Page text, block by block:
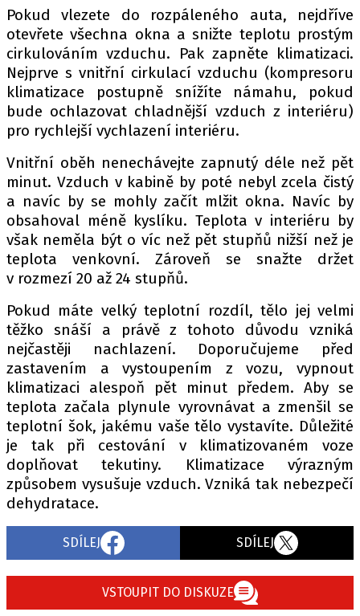
MOTORSPORT
PIT LANE
ČEŠI V AKCI
FIA CEZ & POHÁRY
MEZINÁRODNÍ SCÉNA
SLEDUJTE NÁS NA |
Máte příběh, fotku nebo video?
Pošlete e-mail na autoroad.cz
ETICKÝ KODEX
KONTAKT
VYDAVATEL
INZERCE
OSOBNÍ ÚDAJE / COOKIES
Provozovatelem serveru autoroad.cz je
INCORP MEDIA GROUP s.r.o., IČ: 118 23 054
Pokud vlezete do rozpáleného auta, nejdříve
otevřete všechna okna a snižte teplotu prostým
cirkulováním vzduchu. Pak zapněte klimatizaci.
Nejprve s vnitřní cirkulací vzduchu (kompresoru
klimatizace postupně snížíte námahu, pokud
bude ochlazovat chladnější vzduch z interiéru)
pro rychlejší vychlazení interiéru.
Vnitřní oběh nenechávejte zapnutý déle než pět
minut. Vzduch v kabině by poté nebyl zcela čistý
a navíc by se mohly začít mlžit okna. Navíc by
obsahoval méně kyslíku. Teplota v interiéru by
však neměla být o víc než pět stupňů nižší než je
teplota venkovní. Zároveň se snažte držet
v rozmezí 20 až 24 stupňů.
Pokud máte velký teplotní rozdíl, tělo jej velmi
těžko snáší a právě z tohoto důvodu vzniká
nejčastěji nachlazení. Doporučujeme před
zastavením a vystoupením z vozu, vypnout
klimatizaci alespoň pět minut předem. Aby se
teplota začala plynule vyrovnávat a zmenšil se
teplotní šok, jakému vaše tělo vystavíte. Důležité
je tak při cestování v klimatizovaném voze
doplňovat tekutiny. Klimatizace výrazným
způsobem vysušuje vzduch. Vzniká tak nebezpečí
dehydratace.
SDÍLEJ SDÍLEJ
VSTOUPIT DO DISKUZE